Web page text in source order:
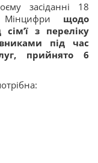
засіданні 18
Мінцифри щодо
з переліку
під час
прийнято 6